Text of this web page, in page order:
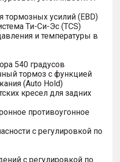
тормозных усилий (EBD)
Ти-Си-Эс (TCS)
и температуры в
540 градусов
тормоз с функцией
(Auto Hold)
кресел для задних
противоугонное
с регулировкой по
с регулировкой по